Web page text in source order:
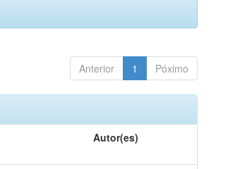
Anterior 1 Póximo
Autor(es)